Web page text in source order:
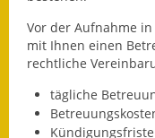
Vor der Aufnahme
mit Ihnen einen
rechtliche
tägliche